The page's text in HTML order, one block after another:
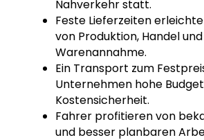
Nahverkehr statt.
Feste Lieferzeiten
von Produktion, Handel und
Warenannahme.
Ein Transport zum
Unternehmen hohe
Kostensicherheit.
Fahrer profitieren von
und besser planbaren